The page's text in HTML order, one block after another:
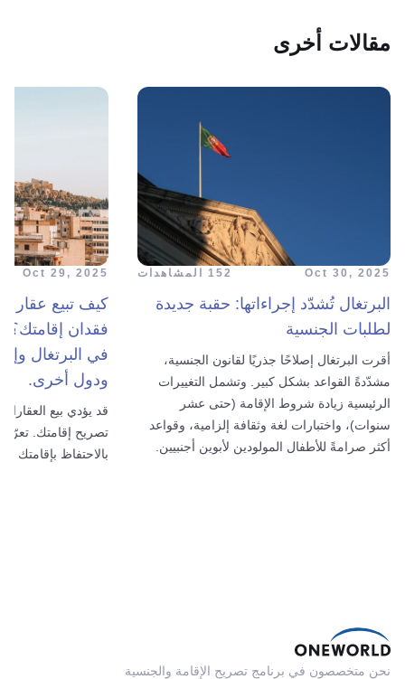
مقالات أخرى
Oct 30, 2025 152 المشاهدات
البرتغال تُشدّد إجراءاتها: حقبة جديدة
لطلبات الجنسية
أقرت البرتغال إصلاحًا جذريًا لقانون الجنسية،
مشدّدةً القواعد بشكل كبير. وتشمل التغييرات
الرئيسية زيادة شروط الإقامة (حتى عشر
سنوات)، واختبارات لغة وثقافة إلزامية، وقواعد
أكثر صرامةً للأطفال المولودين لأبوين أجنبيين.
Oct 29, 2025
كيف تبيع
فقدان إقامتك؟
في البرتغال
ودول أخرى.
قد يؤدي بيع
تصريح إقامتك.
بالاحتفاظ بإقامتك
نحن متخصصون في برنامج تصريح الإقامة والجنسية